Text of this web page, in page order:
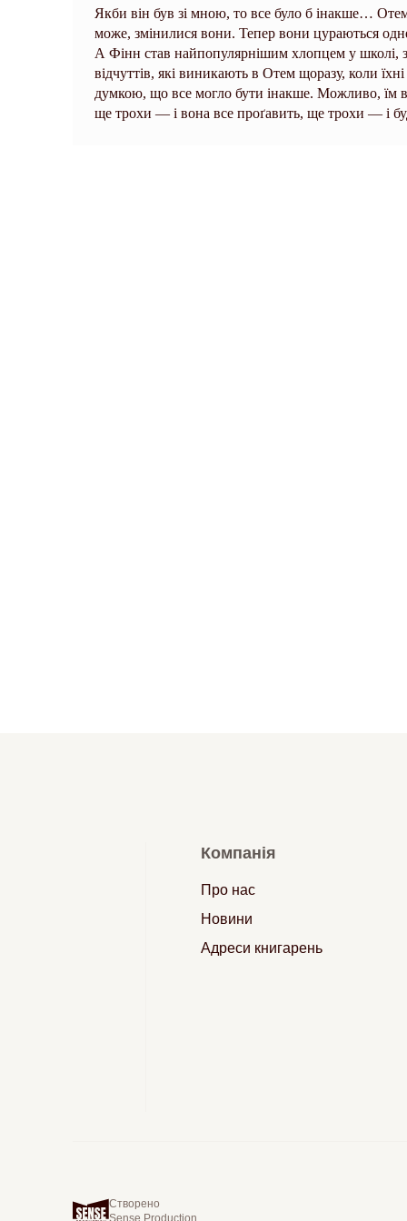
Якби він був зі мною, то все було б інакше…
може, змінилися вони. Тепер вони цураються
А Фінн став найпопулярнішим хлопцем у школі,
відчуттів, які виникають в Отем щоразу, коли
думкою, що все могло бути інакше. Можливо, їм
ще трохи — і вона все проґавить, ще трохи — і
Компанія
Про нас
Новини
Адреси книгарень
Створено
Sense Production